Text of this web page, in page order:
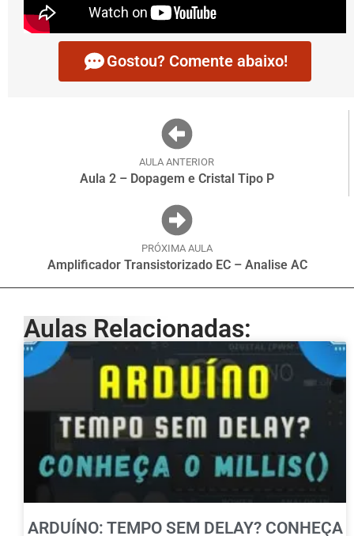
Gostou? Comente abaixo!
AULA ANTERIOR
Aula 2 – Dopagem e Cristal Tipo P
PRÓXIMA AULA
Amplificador Transistorizado EC – Analise AC
Aulas Relacionadas:
ARDUÍNO: TEMPO SEM DELAY? CONHEÇA